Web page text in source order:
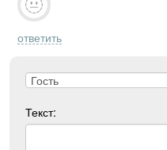
ответить
Текст: